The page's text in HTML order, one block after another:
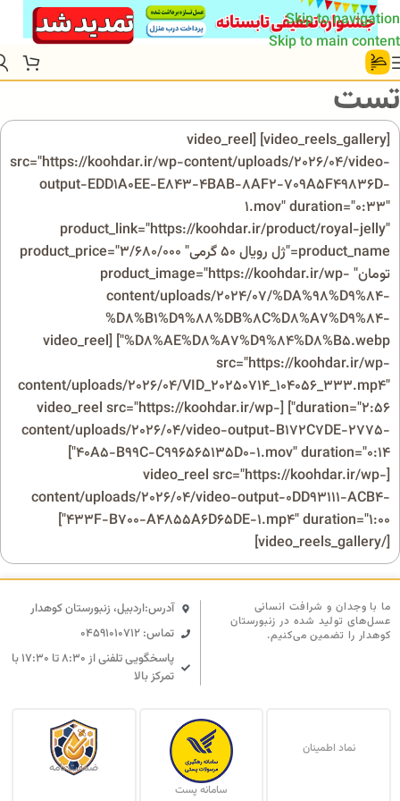
Skip to navigation
Skip to main content
تست
[video_reels_gallery] [video_reel
src="https://koohdar.ir/wp-content/uploads/2026/04/video-
output-EDD1A0EE-E843-4BAB-8AF2-709A5F49836D-
1.mov" duration="0:33"
product_link="https://koohdar.ir/product/royal-jelly"
product_name="ژل رویال 50 گرمی" product_price="3/680/000
تومان" product_image="https://koohdar.ir/wp-
content/uploads/2024/07/%DA%98%D9%84-
%D8%B1%D9%88%DB%8C%D8%A7%D9%84-
%D8%AE%D8%A7%D9%84%D8%B5.webp"] [video_reel
src="https://koohdar.ir/wp-
content/uploads/2026/04/VID_20250714_104056_333.mp4"
duration="2:56"] [video_reel src="https://koohdar.ir/wp-
content/uploads/2026/04/video-output-B172C7DE-2775-
40A5-B99C-C996565135D0-1.mov" duration="0:14"]
[video_reel src="https://koohdar.ir/wp-
content/uploads/2026/04/video-output-0DD93111-ACB4-
433F-B700-A4855A6D65DE-1.mp4" duration="1:00"]
[/video_reels_gallery]
آدرس:اردبیل، زنبورستان کوهدار
تماس: 04591010712
پاسخگویی تلفنی از ۸:۳۰ تا ۱۷:۳۰ با
تمرکز بالا
ما با وجدان و شرافت انسانی
عسل‌های تولید شده در زنبورستان
کوهدار را تضمین می‌کنیم.
نماد اطمینان
سامانه پست
ضمانت نامه